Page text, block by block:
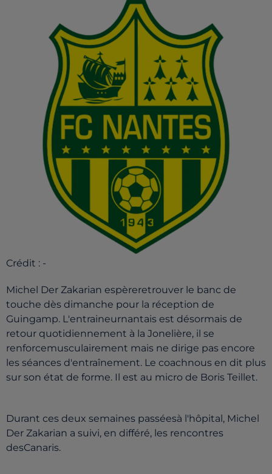
Crédit : -
Michel Der Zakarian espèreretrouver le banc de
touche dès dimanche pour la réception de
Guingamp. L'entraineurnantais est désormais de
retour quotidiennement à la Jonelière, il se
renforcemusculairement mais ne dirige pas encore
les séances d'entraînement. Le coachnous en dit plus
sur son état de forme. Il est au micro de Boris Teillet.
Durant ces deux semaines passéesà l'hôpital, Michel
Der Zakarian a suivi, en différé, les rencontres
desCanaris.